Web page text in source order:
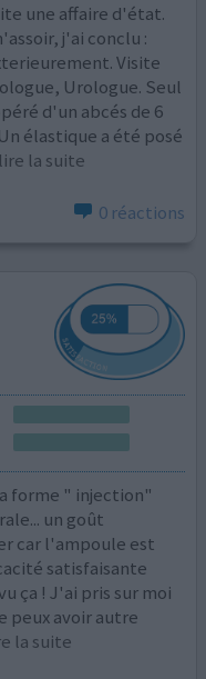
une affaire d'état.
j'ai conclu :
Visite
Urologue. Seul
d'un abcés de 6
élastique a été posé
la suite
0 réactions
forme " injection"
un goût
car l'ampoule est
satisfaisante
ça ! J'ai pris sur moi
peux avoir autre
la suite